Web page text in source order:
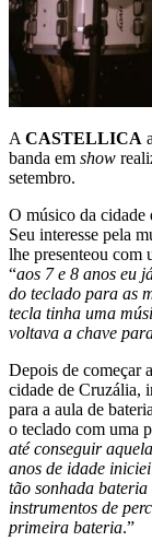
A CASTELLICA
banda em show
setembro.
O músico da cidade
Seu interesse pela
lhe presenteou com
“aos 7 e 8 anos eu
do teclado para as
tecla tinha uma
voltava a chave
Depois de começar
cidade de Cruzália,
para a aula de
o teclado com uma
até conseguir
anos de idade
tão sonhada
instrumentos de
primeira bateria.”